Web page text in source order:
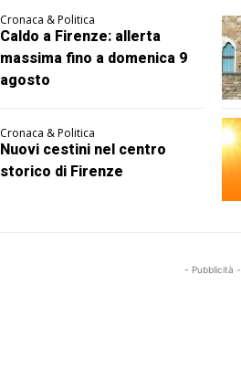
Cronaca & Politica
Caldo a Firenze: allerta
massima fino a domenica 9
agosto
Cronaca & Politica
Nuovi cestini nel centro
storico di Firenze
- Pubblicità -